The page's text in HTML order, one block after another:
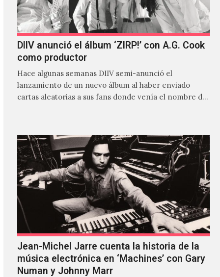
DIIV anunció el álbum ‘ZIRP!’ con A.G. Cook
como productor
Hace algunas semanas DIIV semi-anunció el
lanzamiento de un nuevo álbum al haber enviado
cartas aleatorias a sus fans donde venía el nombre de
Jean-Michel Jarre cuenta la historia de la
música electrónica en ‘Machines’ con Gary
Numan y Johnny Marr